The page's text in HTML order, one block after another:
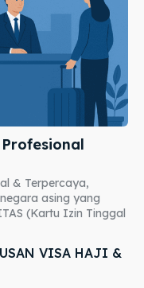
& Terpercaya,
asing yang
(Kartu Izin Tinggal
VISA HAJI &